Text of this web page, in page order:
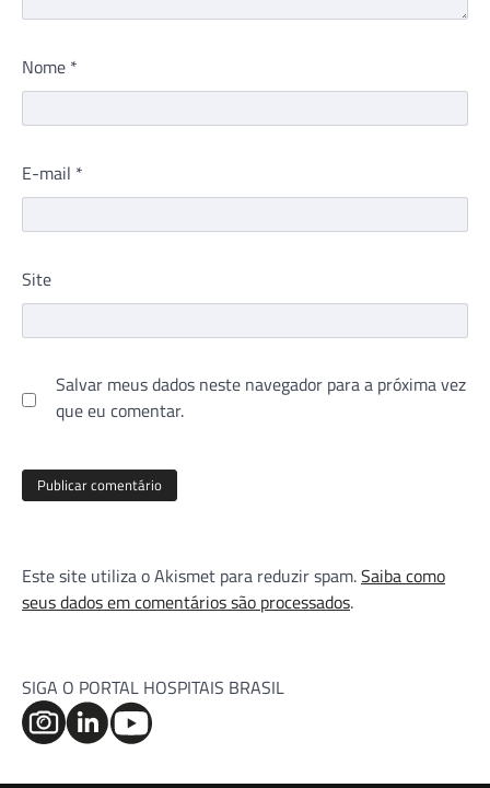
Nome *
E-mail *
Site
Salvar meus dados neste navegador para a próxima vez
que eu comentar.
Este site utiliza o Akismet para reduzir spam.Saiba como
seus dados em comentários são processados.
SIGA O PORTAL HOSPITAIS BRASIL